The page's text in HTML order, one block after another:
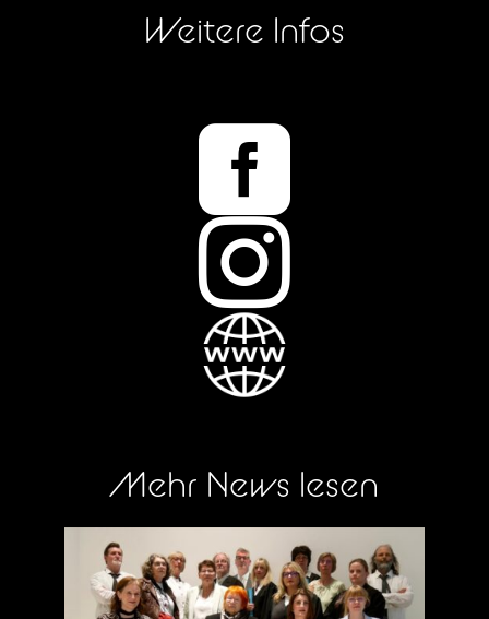
Weitere Infos


Mehr News lesen